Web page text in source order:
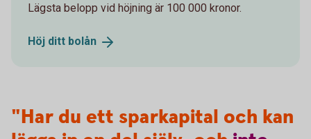
Lägsta belopp vid höjning är 100 000 kronor.
Höj ditt bolån
"Har du ett sparkapital och kan